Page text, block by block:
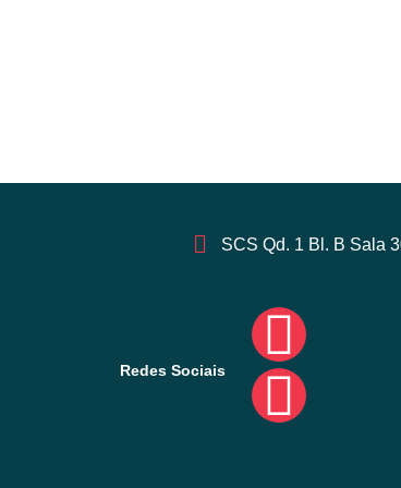
SCS Qd. 1 Bl. B Sala
Redes Sociais